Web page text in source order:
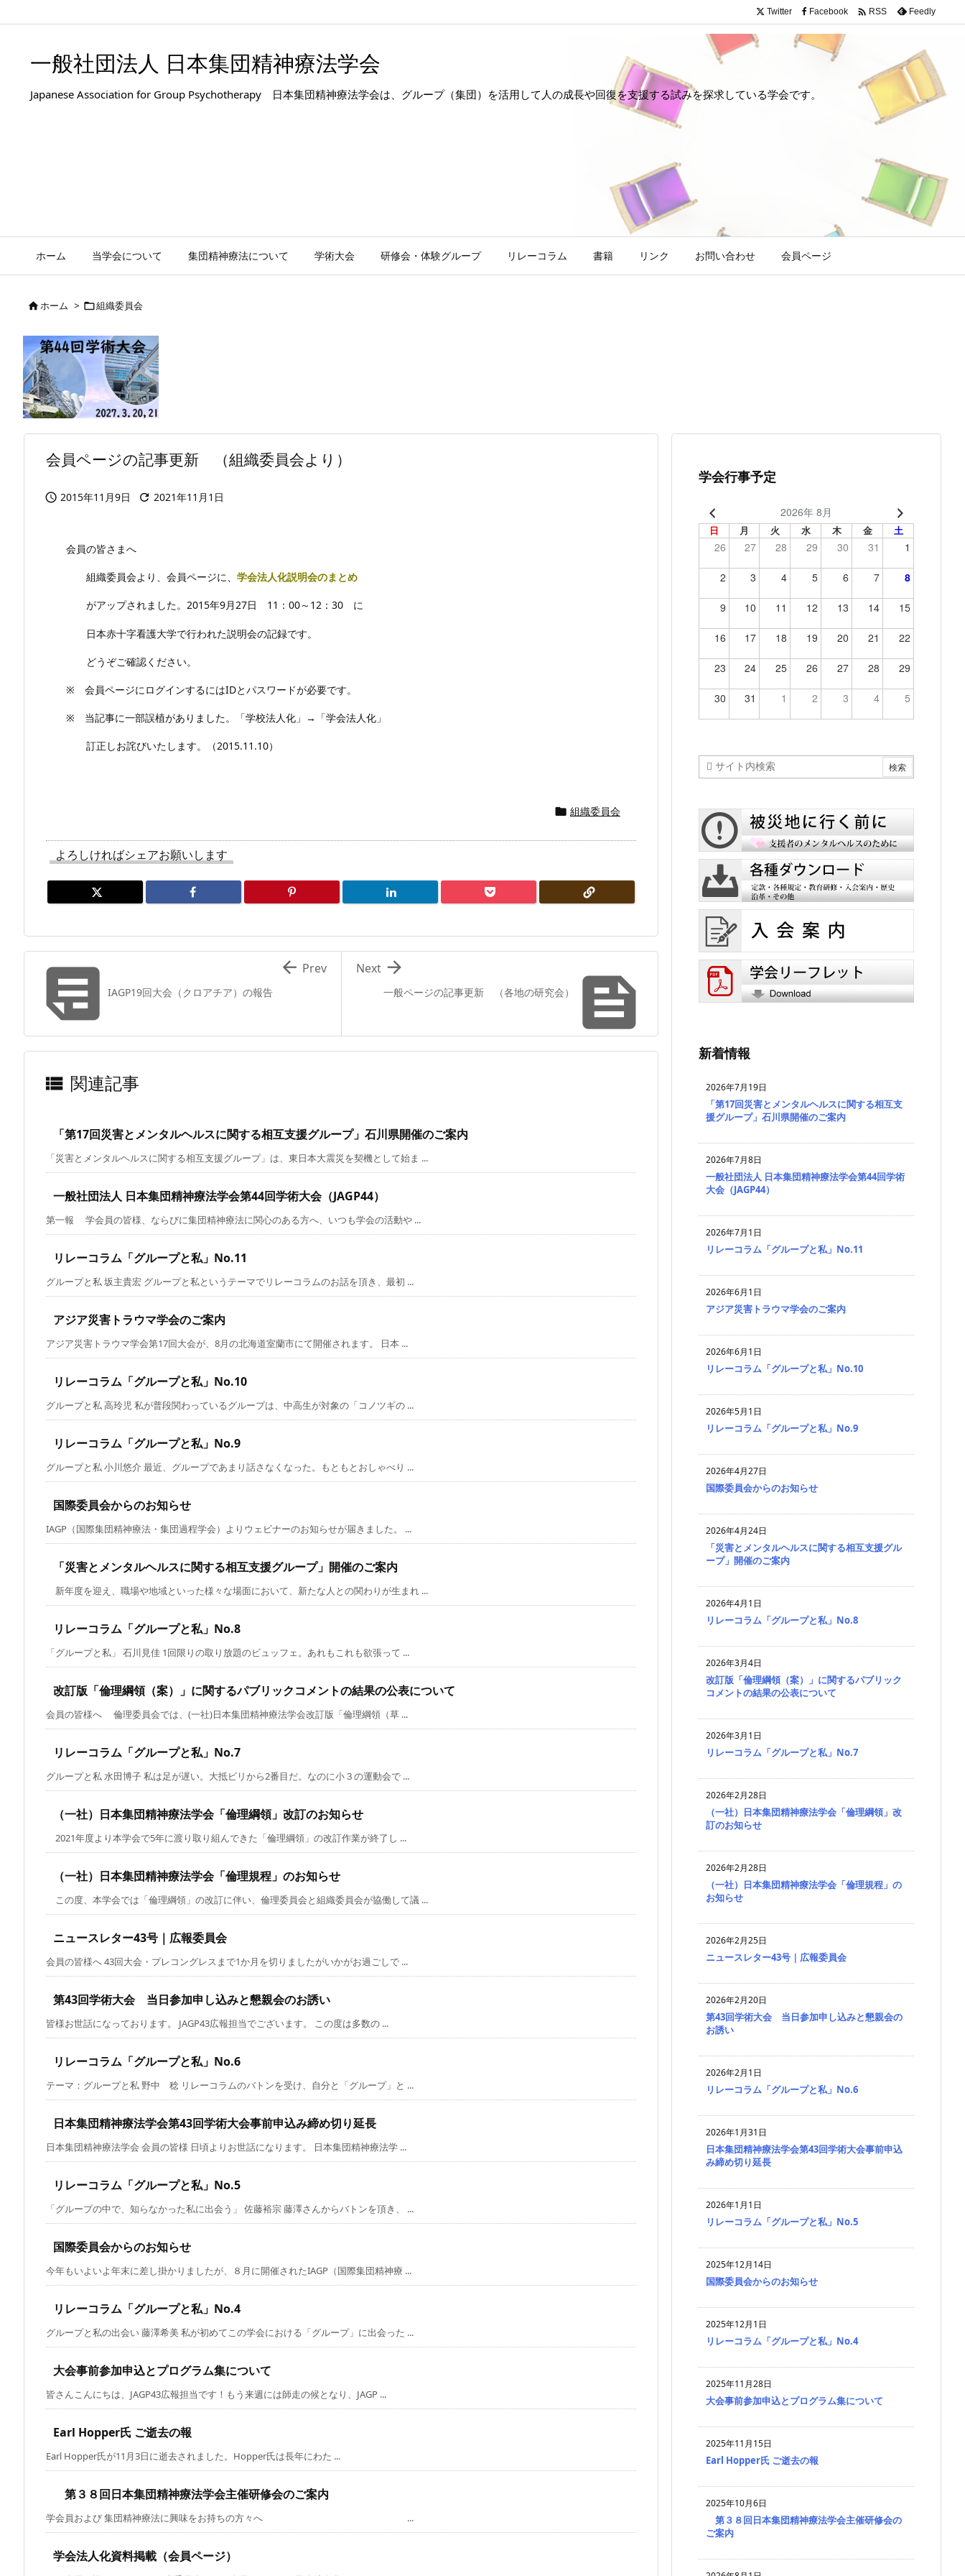
一般社団法人 日本集団精神療法学会
Japanese Association for Group Psychotherapy 日本集団精神療法学会は、グループ（集団）を活用して人の成長や回復を支援する試みを探求している学会です。
ホーム 当学会について 集団精神療法について 学術大会 研修会・体験グループ リレーコラム 書籍 リンク お問い合わせ 会員ページ
Twitter Facebook  RSS Feedly
ホーム > 組織委員会
会員ページの記事更新 （組織委員会より）
 2015年11月9日  2021年11月1日
会員の皆さまへ
組織委員会より、会員ページに、 学会法人化説明会のまとめ
がアップされました。2015年9月27日 11：00～12：30 に
日本赤十字看護大学で行われた説明会の記録です。
どうぞご確認ください。
※ 会員ページにログインするにはIDとパスワードが必要です。
※ 当記事に一部誤植がありました。「学校法人化」→「学会法人化」
訂正しお詫びいたします。（2015.11.10）
 組織委員会
よろしければシェアお願いします

一般ページの記事更新 （各地の研究会）

Next
IAGP19回大会（クロアチア）の報告
 Prev
 関連記事
「第17回災害とメンタルヘルスに関する相互支援グループ」石川県開催のご案内
「災害とメンタルヘルスに関する相互支援グループ」は、東日本大震災を契機として始ま ...
一般社団法人 日本集団精神療法学会第44回学術大会（JAGP44）
第一報 学会員の皆様、ならびに集団精神療法に関心のある方へ、いつも学会の活動や ...
リレーコラム「グループと私」No.11
グループと私 坂主貴宏 グループと私というテーマでリレーコラムのお話を頂き、最初 ...
アジア災害トラウマ学会のご案内
アジア災害トラウマ学会第17回大会が、8月の北海道室蘭市にて開催されます。 日本 ...
リレーコラム「グループと私」No.10
グループと私 高玲児 私が普段関わっているグループは、中高生が対象の「コノツギの ...
リレーコラム「グループと私」No.9
グループと私 小川悠介 最近、グループであまり話さなくなった。もともとおしゃべり ...
国際委員会からのお知らせ
IAGP（国際集団精神療法・集団過程学会）よりウェビナーのお知らせが届きました。 ...
「災害とメンタルヘルスに関する相互支援グループ」開催のご案内
新年度を迎え、職場や地域といった様々な場面において、新たな人との関わりが生まれ ...
リレーコラム「グループと私」No.8
「グループと私」 石川見佳 1回限りの取り放題のビュッフェ。あれもこれも欲張って ...
改訂版「倫理綱領（案）」に関するパブリックコメントの結果の公表について
会員の皆様へ 倫理委員会では、(一社)日本集団精神療法学会改訂版「倫理綱領（草 ...
リレーコラム「グループと私」No.7
グループと私 水田博子 私は足が遅い。大抵ビリから2番目だ。なのに小３の運動会で ...
（一社）日本集団精神療法学会「倫理綱領」改訂のお知らせ
2021年度より本学会で5年に渡り取り組んできた「倫理綱領」の改訂作業が終了し ...
（一社）日本集団精神療法学会「倫理規程」のお知らせ
この度、本学会では「倫理綱領」の改訂に伴い、倫理委員会と組織委員会が協働して議 ...
ニュースレター43号｜広報委員会
会員の皆様へ 43回大会・プレコングレスまで1か月を切りましたがいかがお過ごしで ...
第43回学術大会 当日参加申し込みと懇親会のお誘い
皆様お世話になっております。 JAGP43広報担当でございます。 この度は多数の ...
リレーコラム「グループと私」No.6
テーマ：グループと私 野中 稔 リレーコラムのバトンを受け、自分と「グループ」と ...
日本集団精神療法学会第43回学術大会事前申込み締め切り延長
日本集団精神療法学会 会員の皆様 日頃よりお世話になります。 日本集団精神療法学 ...
リレーコラム「グループと私」No.5
「グループの中で、知らなかった私に出会う」 佐藤裕宗 藤澤さんからバトンを頂き、 ...
国際委員会からのお知らせ
今年もいよいよ年末に差し掛かりましたが、８月に開催されたIAGP（国際集団精神療 ...
リレーコラム「グループと私」No.4
グループと私の出会い 藤澤希美 私が初めてこの学会における「グループ」に出会った ...
大会事前参加申込とプログラム集について
皆さんこんにちは、JAGP43広報担当です！もう来週には師走の候となり、JAGP ...
Earl Hopper氏 ご逝去の報
Earl Hopper氏が11月3日に逝去されました。Hopper氏は長年にわた ...
第３８回日本集団精神療法学会主催研修会のご案内
学会員および 集団精神療法に興味をお持ちの方々へ ...
学会法人化資料掲載（会員ページ）
学会行事予定
2026年 8月
日 月 火 水 木 金 土
26 27 28 29 30 31 1
2 3 4 5 6 7 8
9 10 11 12 13 14 15
16 17 18 19 20 21 22
23 24 25 26 27 28 29
30 31 1 2 3 4 5
新着情報
2026年7月19日
「第17回災害とメンタルヘルスに関する相互支
援グループ」石川県開催のご案内
2026年7月8日
一般社団法人 日本集団精神療法学会第44回学術
大会（JAGP44）
2026年7月1日
リレーコラム「グループと私」No.11
2026年6月1日
アジア災害トラウマ学会のご案内
2026年6月1日
リレーコラム「グループと私」No.10
2026年5月1日
リレーコラム「グループと私」No.9
2026年4月27日
国際委員会からのお知らせ
2026年4月24日
「災害とメンタルヘルスに関する相互支援グル
ープ」開催のご案内
2026年4月1日
リレーコラム「グループと私」No.8
2026年3月4日
改訂版「倫理綱領（案）」に関するパブリック
コメントの結果の公表について
2026年3月1日
リレーコラム「グループと私」No.7
2026年2月28日
（一社）日本集団精神療法学会「倫理綱領」改
訂のお知らせ
2026年2月28日
（一社）日本集団精神療法学会「倫理規程」の
お知らせ
2026年2月25日
ニュースレター43号｜広報委員会
2026年2月20日
第43回学術大会 当日参加申し込みと懇親会の
お誘い
2026年2月1日
リレーコラム「グループと私」No.6
2026年1月31日
日本集団精神療法学会第43回学術大会事前申込
み締め切り延長
2026年1月1日
リレーコラム「グループと私」No.5
2025年12月14日
国際委員会からのお知らせ
2025年12月1日
リレーコラム「グループと私」No.4
2025年11月28日
大会事前参加申込とプログラム集について
2025年11月15日
Earl Hopper氏 ご逝去の報
2025年10月6日
第３８回日本集団精神療法学会主催研修会の
ご案内